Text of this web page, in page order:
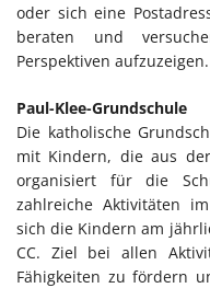
oder sich eine
beraten und
Perspektiven aufzuzeigen.
Paul-Klee-Grundschule
Die katholische
mit Kindern, die aus
organisiert für die
zahlreiche Aktivitäten
sich die Kindern am
CC. Ziel bei allen
Fähigkeiten zu fördern